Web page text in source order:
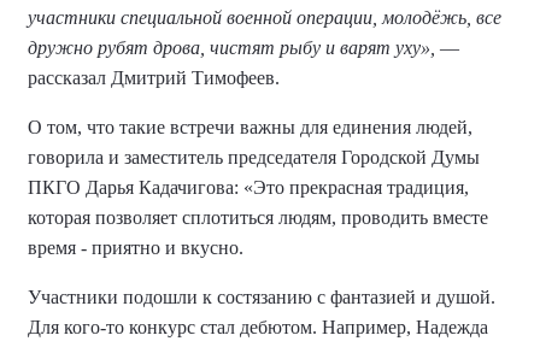
участники специальной военной операции, молодёжь, все
дружно рубят дрова, чистят рыбу и варят уху», —
рассказал Дмитрий Тимофеев.
О том, что такие встречи важны для единения людей,
говорила и заместитель председателя Городской Думы
ПКГО Дарья Кадачигова: «Это прекрасная традиция,
которая позволяет сплотиться людям, проводить вместе
время - приятно и вкусно.
Участники подошли к состязанию с фантазией и душой.
Для кого-то конкурс стал дебютом. Например, Надежда